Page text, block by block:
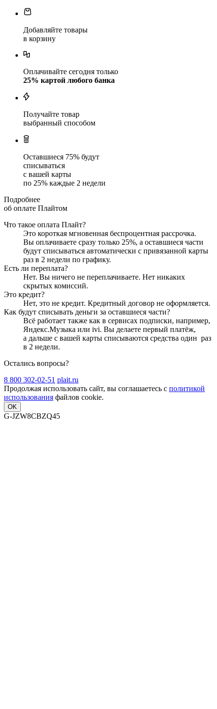
Добавляйте товары
в корзину
Оплачивайте сегодня только
25% картой любого банка
Получайте товар
выбранный способом
Оставшиеся 75% будут
списываться
с вашей карты
по 25% каждые 2 недели
Подробнее
об оплате Плайтом
Что такое оплата Плайт?
Это короткая мгновенная беспроцентная рассрочка.
Вы оплачиваете сразу только 25%, а оставшиеся части
будут списываться автоматически с привязанной карты
раз в 2 недели по графику.
Есть ли переплата?
Нет. Вы ничего не переплачиваете. Нет никаких
скрытых комиссий.
Это кредит?
Нет, это не кредит. Кредитный договор не оформляется.
Как будут списывать деньги за оставшиеся части?
Всё работает также как в сервисах подписки, например,
Яндекс.Музыка или ivi. Вы делаете первый платёж,
а дальше с вашей карты списываются средства один раз
в 2 недели.
Остались вопросы?
8 800 302-02-51 plait.ru
Продолжая использовать сайт, вы соглашаетесь с политикой
использования файлов cookie.
OK
G-JZW8CBZQ45